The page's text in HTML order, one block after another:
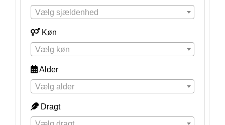
Vælg sjældenhed
Køn
Vælg køn
Alder
Vælg alder
Dragt